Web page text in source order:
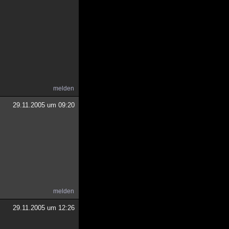
melden
29.11.2005 um 09:20
melden
29.11.2005 um 12:26